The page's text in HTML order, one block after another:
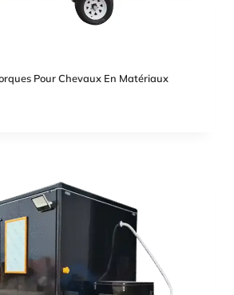
Pour Chevaux En Matériaux